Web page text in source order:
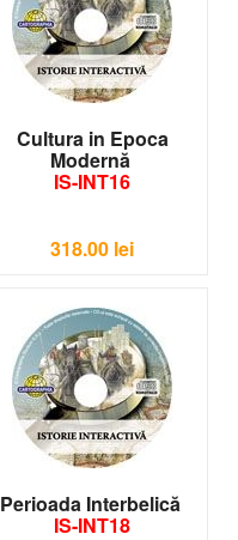
Cultura in Epoca
Modernă
IS-INT16
318.00 lei
Perioada Interbelică
IS-INT18